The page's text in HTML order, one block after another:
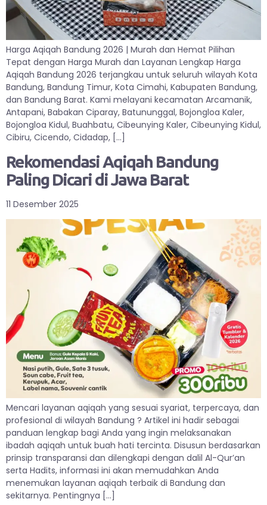
Harga Aqiqah Bandung 2026 | Murah dan Hemat Pilihan
Tepat dengan Harga Murah dan Layanan Lengkap Harga
Aqiqah Bandung 2026 terjangkau untuk seluruh wilayah Kota
Bandung, Bandung Timur, Kota Cimahi, Kabupaten Bandung,
dan Bandung Barat. Kami melayani kecamatan Arcamanik,
Antapani, Babakan Ciparay, Batununggal, Bojongloa Kaler,
Bojongloa Kidul, Buahbatu, Cibeunying Kaler, Cibeunying Kidul,
Cibiru, Cicendo, Cidadap, […]
Rekomendasi Aqiqah Bandung
Paling Dicari di Jawa Barat
11 Desember 2025
Mencari layanan aqiqah yang sesuai syariat, terpercaya, dan
profesional di wilayah Bandung ? Artikel ini hadir sebagai
panduan lengkap bagi Anda yang ingin melaksanakan
ibadah aqiqah untuk buah hati tercinta. Disusun berdasarkan
prinsip transparansi dan dilengkapi dengan dalil Al-Qur’an
serta Hadits, informasi ini akan memudahkan Anda
menemukan layanan aqiqah terbaik di Bandung dan
sekitarnya. Pentingnya […]